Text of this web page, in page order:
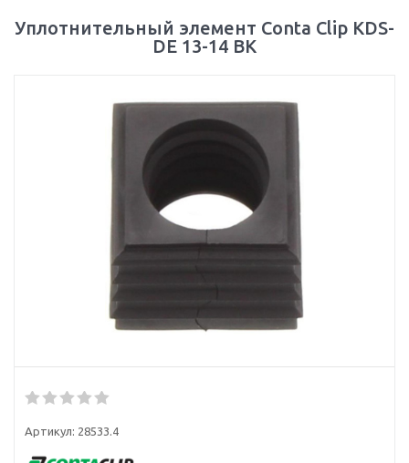
Уплотнительный элемент Conta Clip KDS-
DE 13-14 BK
Артикул: 28533.4